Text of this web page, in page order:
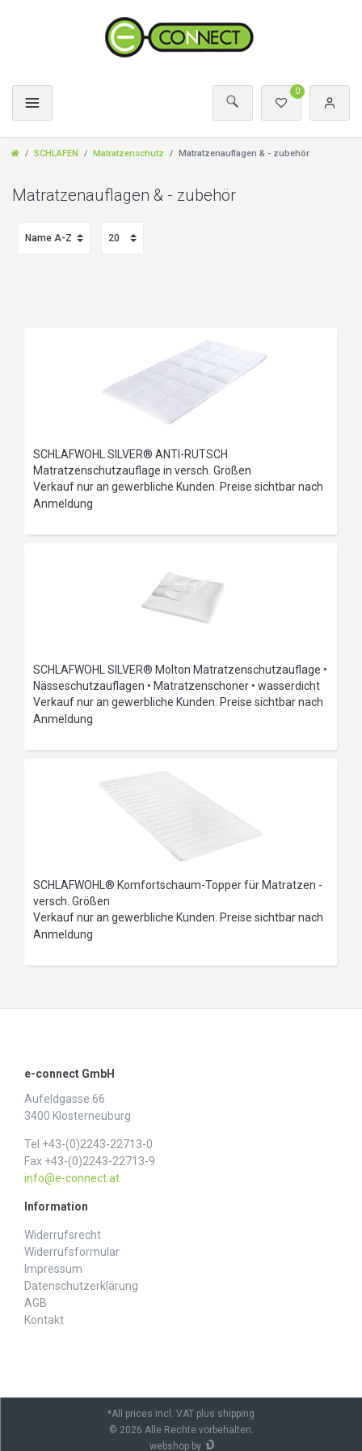
0
SCHLAFEN Matratzenschutz Matratzenauflagen & - zubehör
Matratzenauflagen & - zubehör
SCHLAFWOHL SILVER® ANTI-RUTSCH
Matratzenschutzauflage in versch. Größen
Verkauf nur an gewerbliche Kunden. Preise sichtbar nach
Anmeldung
SCHLAFWOHL SILVER® Molton Matratzenschutzauflage •
Nässeschutzauflagen • Matratzenschoner • wasserdicht
Verkauf nur an gewerbliche Kunden. Preise sichtbar nach
Anmeldung
SCHLAFWOHL® Komfortschaum-Topper für Matratzen -
versch. Größen
Verkauf nur an gewerbliche Kunden. Preise sichtbar nach
Anmeldung
e-connect GmbH
Aufeldgasse 66
3400 Klosterneuburg
Tel +43-(0)2243-22713-0
Fax +43-(0)2243-22713-9
info@e-connect.at
Information
Widerrufs­recht
Widerrufs­formular
Impressum
Daten­schutz­erklärung
AGB
Kontakt
*All prices incl. VAT plus shipping
© 2026 Alle Rechte vorbehalten.
webshop by